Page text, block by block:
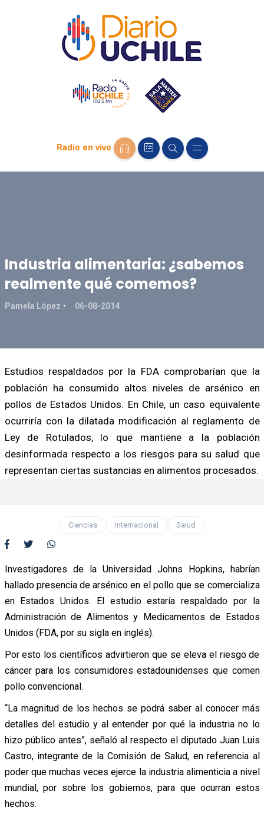
Radio en vivo
Industria alimentaria: ¿sabemos
realmente qué comemos?
Pamela López 06-08-2014
Estudios respaldados por la FDA comprobarían que la
población ha consumido altos niveles de arsénico en
pollos de Estados Unidos. En Chile, un caso equivalente
ocurriría con la dilatada modificación al reglamento de
Ley de Rotulados, lo que mantiene a la población
desinformada respecto a los riesgos para su salud que
representan ciertas sustancias en alimentos procesados.
Ciencias Internacional Salud
Investigadores de la Universidad Johns Hopkins, habrían
hallado presencia de arsénico en el pollo que se comercializa
en Estados Unidos. El estudio estaría respaldado por la
Administración de Alimentos y Medicamentos de Estados
Unidos (FDA, por su sigla en inglés).
Por esto los científicos advirtieron que se eleva el riesgo de
cáncer para los consumidores estadounidenses que comen
pollo convencional.
“La magnitud de los hechos se podrá saber al conocer más
detalles del estudio y al entender por qué la industria no lo
hizo público antes”, señaló al respecto el diputado Juan Luis
Castro, integrante de la Comisión de Salud, en referencia al
poder que muchas veces ejerce la industria alimenticia a nivel
mundial, por sobre los gobiernos, para que ocurran estos
hechos.